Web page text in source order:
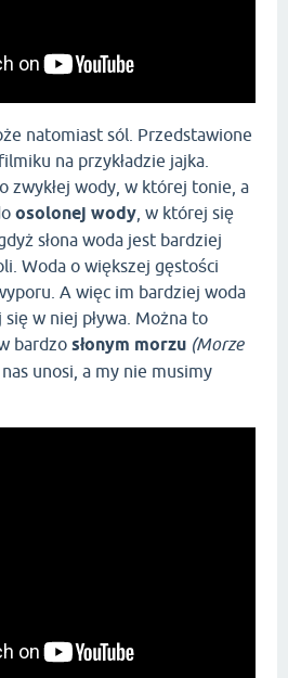
natomiast sól. Przedstawione
na przykładzie jajka.
zwykłej wody, w której tonie, a
osolonej wody , w której się
słona woda jest bardziej
Woda o większej gęstości
A więc im bardziej woda
się w niej pływa. Można to
bardzo słonym morzu (Morze
nas unosi, a my nie musimy